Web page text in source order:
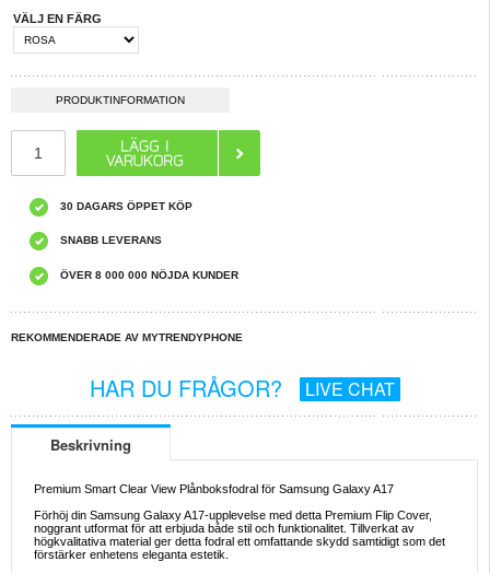
VÄLJ EN FÄRG
PRODUKTINFORMATION
30 DAGARS ÖPPET KÖP
SNABB LEVERANS
ÖVER 8 000 000 NÖJDA KUNDER
REKOMMENDERADE AV MYTRENDYPHONE
HAR DU FRÅGOR? LIVE CHAT
Beskrivning
Premium Smart Clear View Plånboksfodral för Samsung Galaxy A17
Förhöj din Samsung Galaxy A17-upplevelse med detta Premium Flip Cover,
noggrant utformat för att erbjuda både stil och funktionalitet. Tillverkat av
högkvalitativa material ger detta fodral ett omfattande skydd samtidigt som det
förstärker enhetens eleganta estetik.